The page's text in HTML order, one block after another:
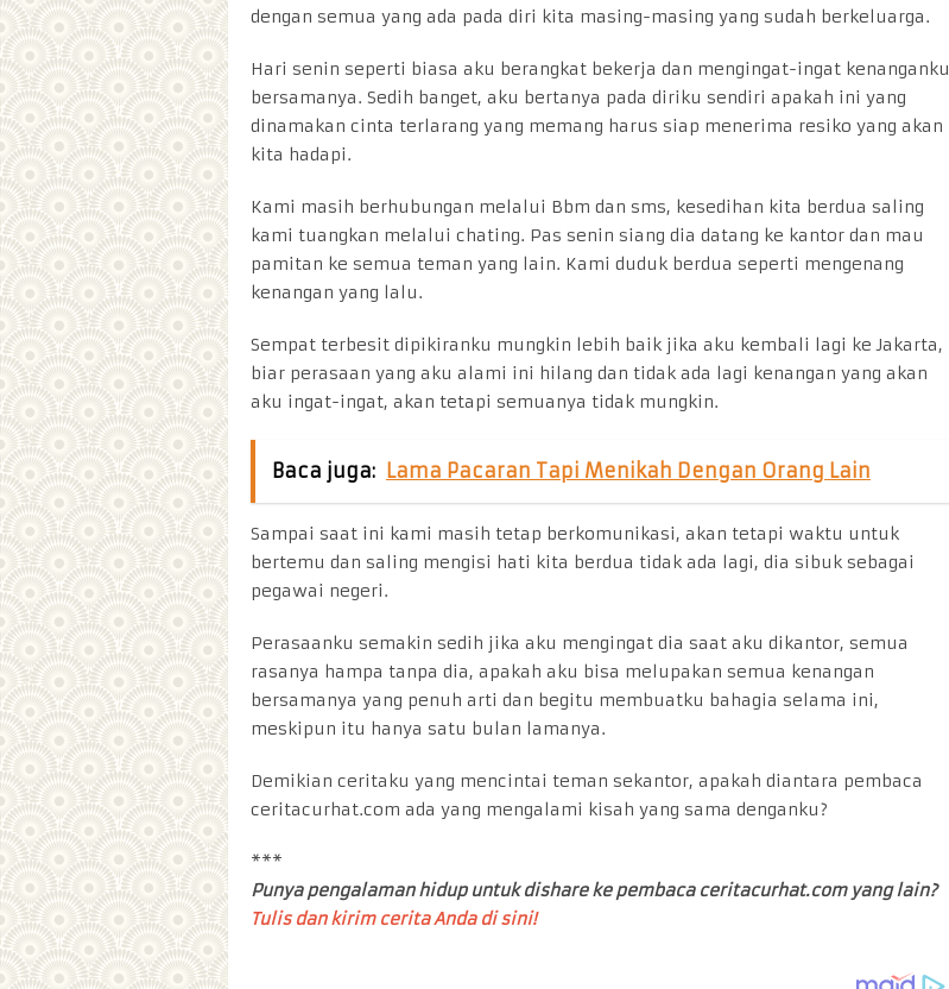
dengan semua yang ada pada diri kita masing-masing yang sudah berkeluarga.
Hari senin seperti biasa aku berangkat bekerja dan mengingat-ingat kenanganku
bersamanya. Sedih banget, aku bertanya pada diriku sendiri apakah ini yang
dinamakan cinta terlarang yang memang harus siap menerima resiko yang akan
kita hadapi.
Kami masih berhubungan melalui Bbm dan sms, kesedihan kita berdua saling
kami tuangkan melalui chating. Pas senin siang dia datang ke kantor dan mau
pamitan ke semua teman yang lain. Kami duduk berdua seperti mengenang
kenangan yang lalu.
Sempat terbesit dipikiranku mungkin lebih baik jika aku kembali lagi ke Jakarta,
biar perasaan yang aku alami ini hilang dan tidak ada lagi kenangan yang akan
aku ingat-ingat, akan tetapi semuanya tidak mungkin.
Baca juga: Lama Pacaran Tapi Menikah Dengan Orang Lain
Sampai saat ini kami masih tetap berkomunikasi, akan tetapi waktu untuk
bertemu dan saling mengisi hati kita berdua tidak ada lagi, dia sibuk sebagai
pegawai negeri.
Perasaanku semakin sedih jika aku mengingat dia saat aku dikantor, semua
rasanya hampa tanpa dia, apakah aku bisa melupakan semua kenangan
bersamanya yang penuh arti dan begitu membuatku bahagia selama ini,
meskipun itu hanya satu bulan lamanya.
Demikian ceritaku yang mencintai teman sekantor, apakah diantara pembaca
ceritacurhat.com ada yang mengalami kisah yang sama denganku?
***
Punya pengalaman hidup untuk dishare ke pembaca ceritacurhat.com yang lain?
Tulis dan kirim cerita Anda di sini!